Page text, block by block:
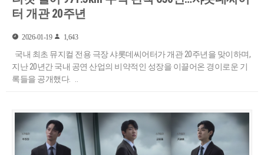
터 개관 20주년
2026-01-19 1,643
지난 20년간 국내 공연 산업의 비약적인 성장을 이끌어온 경이로운 기